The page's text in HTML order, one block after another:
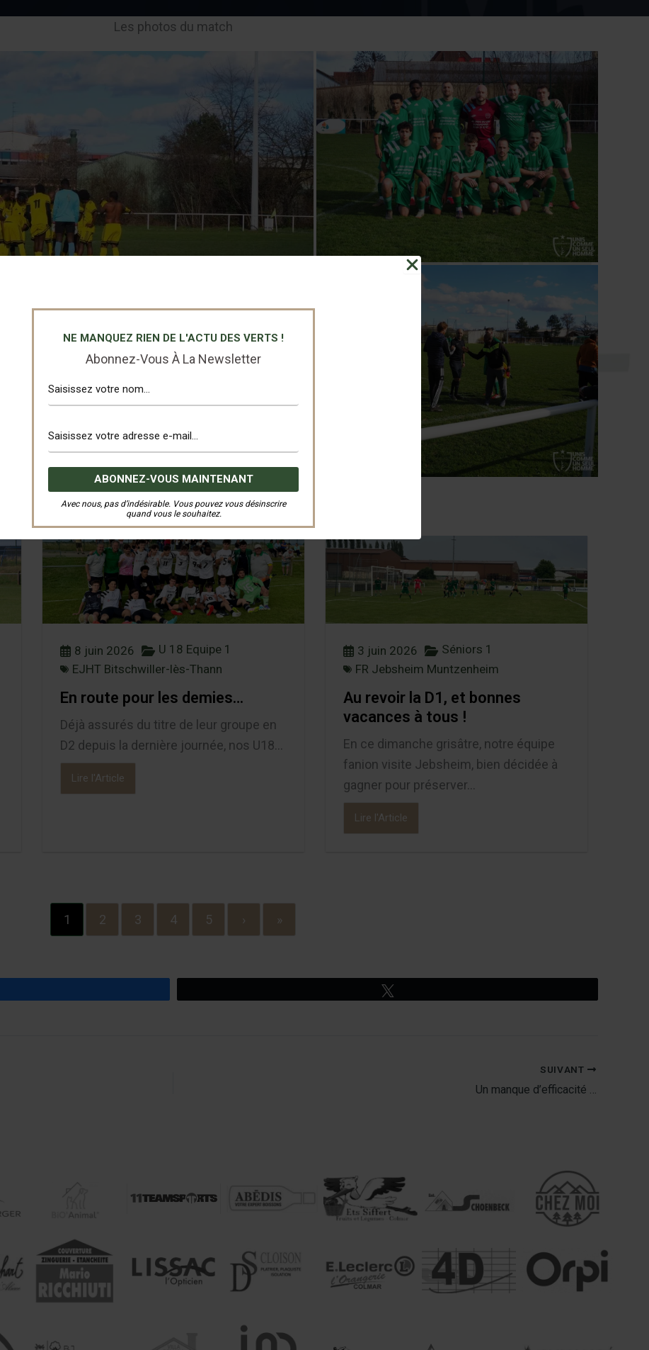
NE MANQUEZ RIEN DE L'ACTU DES VERTS !
Abonnez-Vous À La Newsletter
Avec nous, pas d’indésirable. Vous pouvez vous désinscrire
quand vous le souhaitez.
Les photos du match
8 juin 2026
U 18 Equipe 1
EJHT Bitschwiller-lès-Thann
En route pour les demies…
Déjà assurés du titre de leur groupe en
D2 depuis la dernière journée, nos U18...
Lire l'Article
3 juin 2026
Séniors 1
FR Jebsheim Muntzenheim
Au revoir la D1, et bonnes
vacances à tous !
En ce dimanche grisâtre, notre équipe
fanion visite Jebsheim, bien décidée à
gagner pour préserver...
Lire l'Article
1 2 3 4 5 › »
SUIVANT
Un manque d’efficacité …